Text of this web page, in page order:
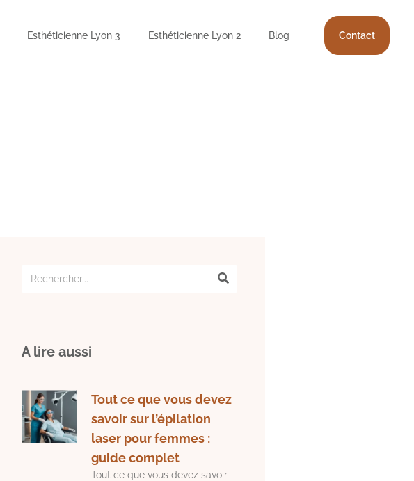
Esthéticienne Lyon 3 Esthéticienne Lyon 2 Blog Contact
A lire aussi
Tout ce que vous devez
savoir sur l’épilation
laser pour femmes :
guide complet
Tout ce que vous devez savoir